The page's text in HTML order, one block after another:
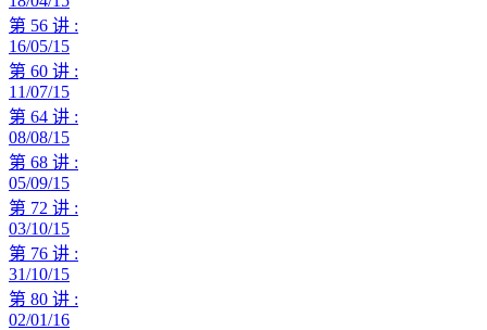
第 56 讲 :
16/05/15
第 60 讲 :
11/07/15
第 64 讲 :
08/08/15
第 68 讲 :
05/09/15
第 72 讲 :
03/10/15
第 76 讲 :
31/10/15
第 80 讲 :
02/01/16